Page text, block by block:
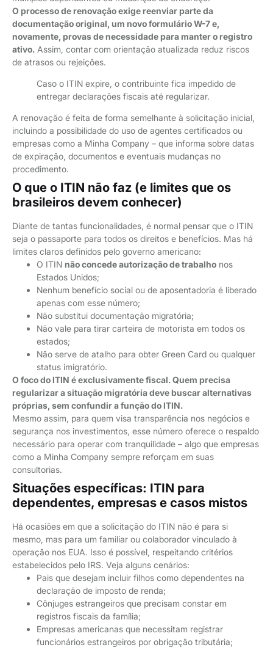
O processo de renovação exige reenviar parte da
documentação original, um novo formulário W-7 e,
novamente, provas de necessidade para manter o registro
ativo. Assim, contar com orientação atualizada reduz riscos
de atrasos ou rejeições.
Caso o ITIN expire, o contribuinte fica impedido de
entregar declarações fiscais até regularizar.
A renovação é feita de forma semelhante à solicitação inicial,
incluindo a possibilidade do uso de agentes certificados ou
empresas como a Minha Company – que informa sobre datas
de expiração, documentos e eventuais mudanças no
procedimento.
O que o ITIN não faz (e limites que os
brasileiros devem conhecer)
Diante de tantas funcionalidades, é normal pensar que o ITIN
seja o passaporte para todos os direitos e benefícios. Mas há
limites claros definidos pelo governo americano:
O ITIN não concede autorização de trabalho nos
Estados Unidos;
Nenhum benefício social ou de aposentadoria é liberado
apenas com esse número;
Não substitui documentação migratória;
Não vale para tirar carteira de motorista em todos os
estados;
Não serve de atalho para obter Green Card ou qualquer
status imigratório.
O foco do ITIN é exclusivamente fiscal. Quem precisa
regularizar a situação migratória deve buscar alternativas
próprias, sem confundir a função do ITIN.
Mesmo assim, para quem visa transparência nos negócios e
segurança nos investimentos, esse número oferece o respaldo
necessário para operar com tranquilidade – algo que empresas
como a Minha Company sempre reforçam em suas
consultorias.
Situações específicas: ITIN para
dependentes, empresas e casos mistos
Há ocasiões em que a solicitação do ITIN não é para si
mesmo, mas para um familiar ou colaborador vinculado à
operação nos EUA. Isso é possível, respeitando critérios
estabelecidos pelo IRS. Veja alguns cenários:
Pais que desejam incluir filhos como dependentes na
declaração de imposto de renda;
Cônjuges estrangeiros que precisam constar em
registros fiscais da família;
Empresas americanas que necessitam registrar
funcionários estrangeiros por obrigação tributária;